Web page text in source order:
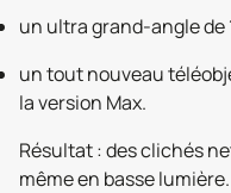
un ultra grand-angle de
un tout nouveau
la version Max.
Résultat : des clichés
même en basse